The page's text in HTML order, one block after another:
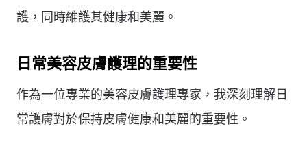
護，同時維護其健康和美麗。
日常美容皮膚護理的重要性
作為一位專業的美容皮膚護理專家，我深刻理解日
常護膚對於保持皮膚健康和美麗的重要性。